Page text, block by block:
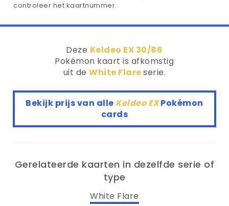
controleer het kaartnummer.
Deze Keldeo EX 30/86
Pokémon kaart is afkomstig
uit deWhite Flareserie.
Bekijk prijs van alle Keldeo EXPokémon
cards
Gerelateerde kaarten in dezelfde serie of
type
White Flare